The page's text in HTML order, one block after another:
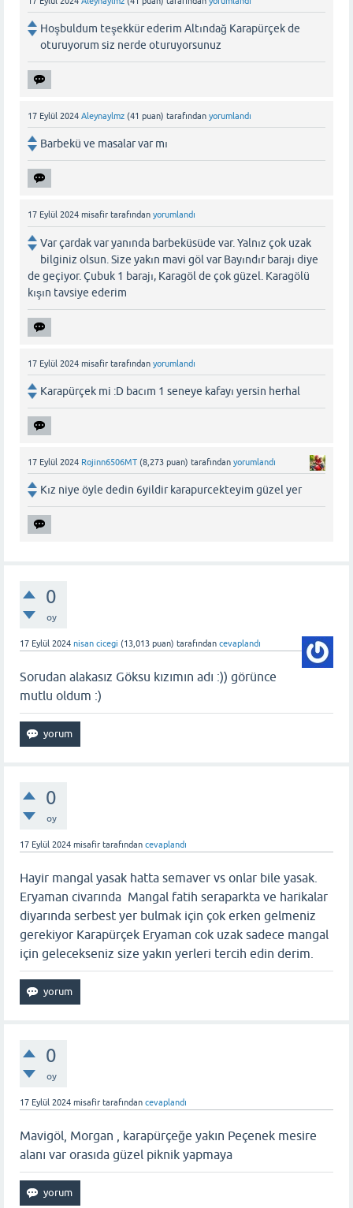
Hoşbuldum teşekkür ederim Altındağ Karapürçek de
oturuyorum siz nerde oturuyorsunuz
17 Eylül 2024 Aleynaylmz (41 puan) tarafından yorumlandı
Barbekü ve masalar var mı
17 Eylül 2024 misafir tarafından yorumlandı
Var çardak var yanında barbeküsüde var. Yalnız çok uzak
bilginiz olsun. Size yakın mavi göl var Bayındır barajı diye
de geçiyor. Çubuk 1 barajı, Karagöl de çok güzel. Karagölü
kışın tavsiye ederim
17 Eylül 2024 misafir tarafından yorumlandı
Karapürçek mi :D bacım 1 seneye kafayı yersin herhal
17 Eylül 2024 Rojinn6506MT (8,273 puan) tarafından yorumlandı
Kız niye öyle dedin 6yildir karapurcekteyim güzel yer
0
oy
17 Eylül 2024 nisan cicegi (13,013 puan) tarafından cevaplandı
Sorudan alakasız Göksu kızımın adı :)) görünce
mutlu oldum :)
0
oy
17 Eylül 2024 misafir tarafından cevaplandı
Hayir mangal yasak hatta semaver vs onlar bile yasak.
Eryaman civarında Mangal fatih seraparkta ve harikalar
diyarında serbest yer bulmak için çok erken gelmeniz
gerekiyor Karapürçek Eryaman cok uzak sadece mangal
için gelecekseniz size yakın yerleri tercih edin derim.
0
oy
17 Eylül 2024 misafir tarafından cevaplandı
Mavigöl, Morgan , karapürçeğe yakın Peçenek mesire
alanı var orasıda güzel piknik yapmaya